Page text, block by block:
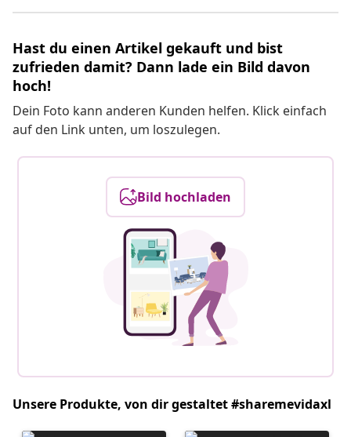
Hast du einen Artikel gekauft und bist
zufrieden damit? Dann lade ein Bild davon
hoch!
Dein Foto kann anderen Kunden helfen. Klick einfach
auf den Link unten, um loszulegen.
Bild hochladen
Unsere Produkte, von dir gestaltet #sharemevidaxl